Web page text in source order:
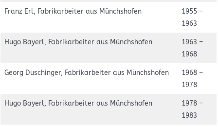
Franz Erl, Fabrikarbeiter aus Münchshofen
1955 –
1963
Hugo Bayerl, Fabrikarbeiter aus Münchshofen
1963 –
1968
Georg Duschinger, Fabrikarbeiter aus Münchshofen
1968 –
1978
Hugo Bayerl, Fabrikarbeiter aus Münchshofen
1978 –
1983